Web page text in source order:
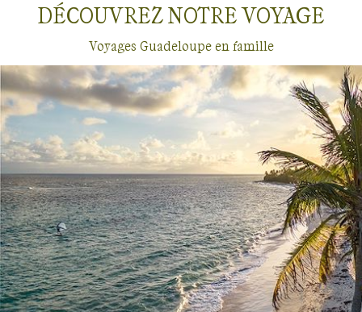
Voyages en familleGuadeloupe
DÉCOUVREZ NOTREVOYAGE
Voyages Guadeloupe en famille